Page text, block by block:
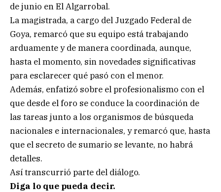
de junio en El Algarrobal.
La magistrada, a cargo del Juzgado Federal de
Goya, remarcó que su equipo está trabajando
arduamente y de manera coordinada, aunque,
hasta el momento, sin novedades significativas
para esclarecer qué pasó con el menor.
Además, enfatizó sobre el profesionalismo con el
que desde el foro se conduce la coordinación de
las tareas junto a los organismos de búsqueda
nacionales e internacionales, y remarcó que, hasta
que el secreto de sumario se levante, no habrá
detalles.
Así transcurrió parte del diálogo.
Diga lo que pueda decir.